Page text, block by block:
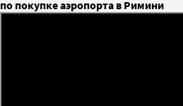
по покупке аэропорта в Римини